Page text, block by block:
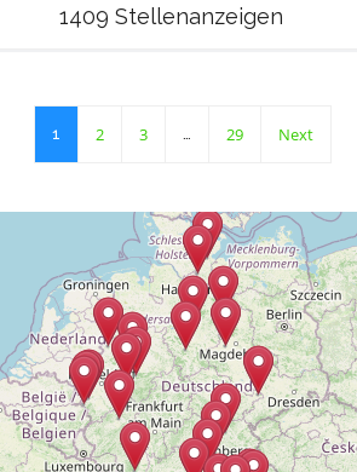
1409 Stellenanzeigen
1 2 3 29 Next